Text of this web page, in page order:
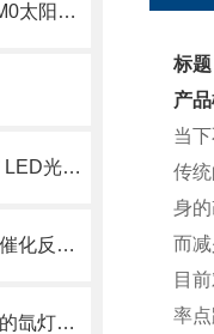
月球表面光照高精度模拟：AM0太阳光模拟器技术与选型指南
AAA等级太阳光模拟器氙灯与 LED光源对比与选型
氙灯光源太阳光模拟器在光热催化反应器介绍与用途
小型氙灯老化试验机和标准型的氙灯老化试验机的区别在哪里？
标
产
当
传
身
而
目
率